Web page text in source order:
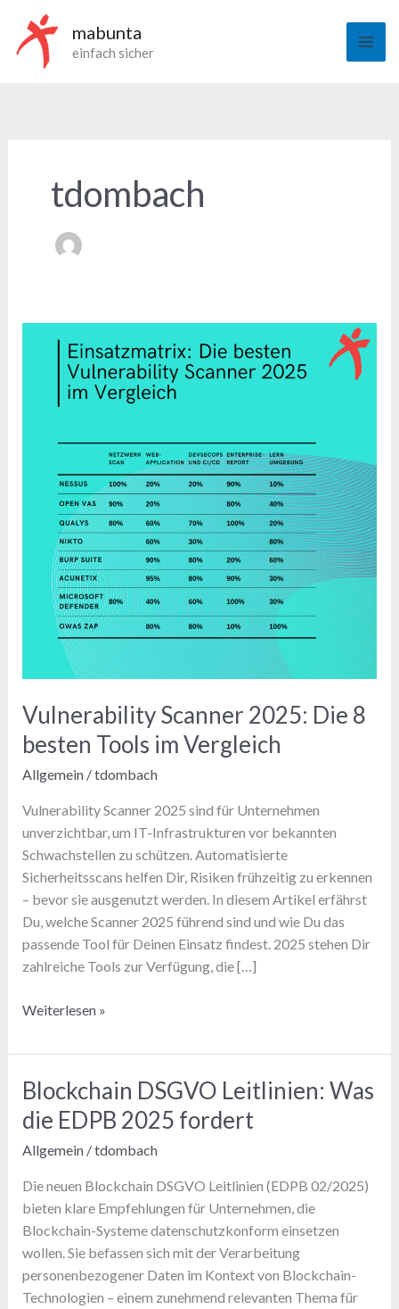
Inhalt
springen
mabunta
einfach sicher
tdombach
Vulnerability Scanner 2025: Die 8
besten Tools im Vergleich
Allgemein/tdombach
Vulnerability Scanner 2025 sind für Unternehmen
unverzichtbar, um IT-Infrastrukturen vor bekannten
Schwachstellen zu schützen. Automatisierte
Sicherheitsscans helfen Dir, Risiken frühzeitig zu erkennen
– bevor sie ausgenutzt werden. In diesem Artikel erfährst
Du, welche Scanner 2025 führend sind und wie Du das
passende Tool für Deinen Einsatz findest. 2025 stehen Dir
zahlreiche Tools zur Verfügung, die […]
Vulnerability
2025:
8
besten
Tools
Vergleich
Weiterlesen »
Blockchain DSGVO Leitlinien: Was
die EDPB 2025 fordert
Allgemein/tdombach
Die neuen Blockchain DSGVO Leitlinien (EDPB 02/2025)
bieten klare Empfehlungen für Unternehmen, die
Blockchain-Systeme datenschutzkonform einsetzen
wollen. Sie befassen sich mit der Verarbeitung
personenbezogener Daten im Kontext von Blockchain-
Technologien – einem zunehmend relevanten Thema für